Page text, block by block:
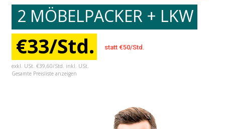
2 MÖBELPACKER + LKW
statt €50/Std.
€33/Std.
exkl. USt. €39,60/Std. inkl. USt.
Gesamte Preisliste anzeigen